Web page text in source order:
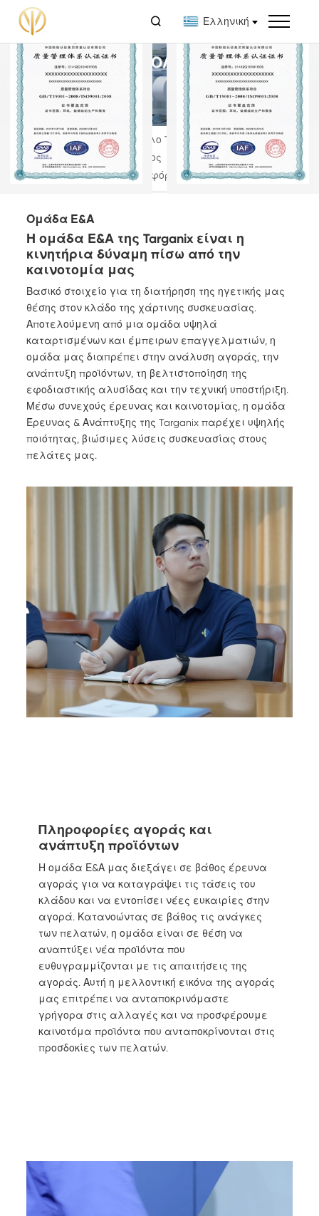
 Ελληνική
ΤΕΧΝΟΛΟΓΊΑ
Σχετικά με τον Όμιλο TGX
Τεχνολογία
Ποιοτικός έλεγχος
Υπηρεσία
Καταφόρτωση
Ομάδα Ε&Α
Η ομάδα Ε&Α της Targanix είναι η
κινητήρια δύναμη πίσω από την
καινοτομία μας
Βασικό στοιχείο για τη διατήρηση της ηγετικής μας
θέσης στον κλάδο της χάρτινης συσκευασίας.
Αποτελούμενη από μια ομάδα υψηλά
καταρτισμένων και έμπειρων επαγγελματιών, η
ομάδα μας διαπρέπει στην ανάλυση αγοράς, την
ανάπτυξη προϊόντων, τη βελτιστοποίηση της
εφοδιαστικής αλυσίδας και την τεχνική υποστήριξη.
Μέσω συνεχούς έρευνας και καινοτομίας, η ομάδα
Έρευνας & Ανάπτυξης της Targanix παρέχει υψηλής
ποιότητας, βιώσιμες λύσεις συσκευασίας στους
πελάτες μας.
Πληροφορίες αγοράς και
ανάπτυξη προϊόντων
Η ομάδα Ε&Α μας διεξάγει σε βάθος έρευνα
αγοράς για να καταγράψει τις τάσεις του
κλάδου και να εντοπίσει νέες ευκαιρίες στην
αγορά. Κατανοώντας σε βάθος τις ανάγκες
των πελατών, η ομάδα είναι σε θέση να
αναπτύξει νέα προϊόντα που
ευθυγραμμίζονται με τις απαιτήσεις της
αγοράς. Αυτή η μελλοντική εικόνα της αγοράς
μας επιτρέπει να ανταποκρινόμαστε
γρήγορα στις αλλαγές και να προσφέρουμε
καινοτόμα προϊόντα που ανταποκρίνονται στις
προσδοκίες των πελατών.
Εξοπλισμός Εξοπλισμός